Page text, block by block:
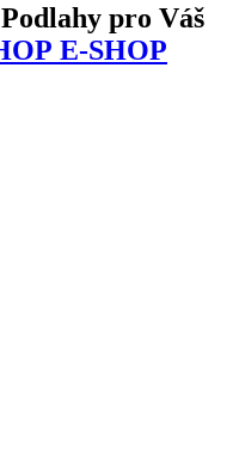
Podlahy pro Váš
E-SHOP